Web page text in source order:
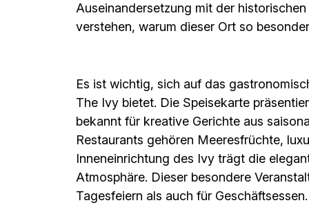
Auseinandersetzung mit der
verstehen, warum dieser Ort so
Es ist wichtig, sich auf das
The Ivy bietet. Die Speisekarte
bekannt für kreative Gerichte aus
Restaurants gehören Meeresfrüchte,
Inneneinrichtung des Ivy trägt die
Atmosphäre. Dieser besondere
Tagesfeiern als auch für Geschäftsessen.